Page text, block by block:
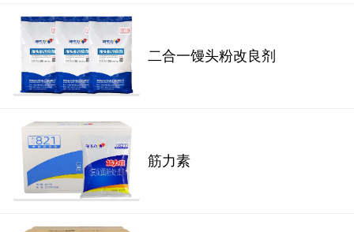
二合一馒头粉改良剂
筋力素